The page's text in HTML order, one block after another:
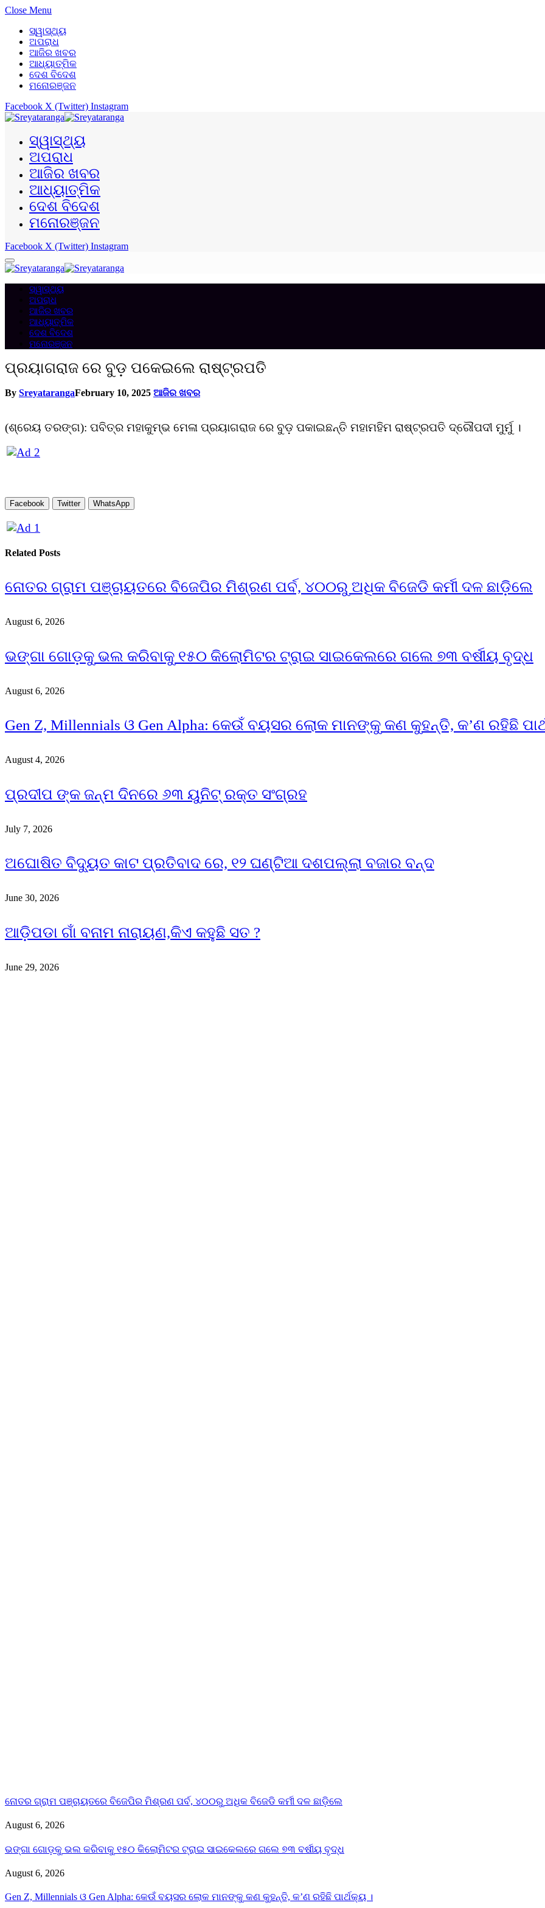
Close Menu
ସ୍ୱାସ୍ଥ୍ୟ
ଅପରାଧ
ଆଜିର ଖବର
ଆଧ୍ୟାତ୍ମିକ
ଦେଶ ବିଦେଶ
ମନୋରଞ୍ଜନ
Facebook X (Twitter) Instagram
ସ୍ୱାସ୍ଥ୍ୟ
ଅପରାଧ
ଆଜିର ଖବର
ଆଧ୍ୟାତ୍ମିକ
ଦେଶ ବିଦେଶ
ମନୋରଞ୍ଜନ
Facebook X (Twitter) Instagram
ସ୍ୱାସ୍ଥ୍ୟ
ଅପରାଧ
ଆଜିର ଖବର
ଆଧ୍ୟାତ୍ମିକ
ଦେଶ ବିଦେଶ
ମନୋରଞ୍ଜନ
ପ୍ରୟାଗରାଜ ରେ ବୁଡ଼ ପକେଇଲେ ରାଷ୍ଟ୍ରପତି
By SreyatarangaFebruary 10, 2025 ଆଜିର ଖବର
(ଶ୍ରେୟ ତରଙ୍ଗ): ପବିତ୍ର ମହାକୁମ୍ଭ ମେଳା ପ୍ରୟାଗରାଜ ରେ ବୁଡ଼ ପକାଇଛନ୍ତି ମହାମହିମ ରାଷ୍ଟ୍ରପତି ଦ୍ରୌପଦୀ ମୁର୍ମୁ ।
Facebook Twitter WhatsApp
Related Posts
ନୋତର ଗ୍ରାମ ପଞ୍ଚାୟତରେ ବିଜେପିର ମିଶ୍ରଣ ପର୍ବ, ୪୦୦ରୁ ଅଧିକ ବିଜେଡି କର୍ମୀ ଦଳ ଛାଡ଼ିଲେ
August 6, 2026
ଭଙ୍ଗା ଗୋଡ଼କୁ ଭଲ କରିବାକୁ ୧୫୦ କିଲୋମିଟର ଟ୍ରାଇ ସାଇକେଲରେ ଗଲେ ୭୩ ବର୍ଷୀୟ ବୃଦ୍ଧ
August 6, 2026
Gen Z, Millennials ଓ Gen Alpha: କେଉଁ ବୟସର ଲୋକ ମାନଙ୍କୁ କଣ କୁହନ୍ତି, କ’ଣ ରହିଛି
August 4, 2026
ପ୍ରଦୀପ ଙ୍କ ଜନ୍ମ ଦିନରେ ୬୩ ୟୁନିଟ୍ ରକ୍ତ ସଂଗ୍ରହ
July 7, 2026
ଅଘୋଷିତ ବିଦ୍ୟୁତ କାଟ ପ୍ରତିବାଦ ରେ, ୧୨ ଘଣ୍ଟିଆ ଦଶପଲ୍ଲା ବଜାର ବନ୍ଦ
June 30, 2026
ଆଡ଼ିପଡା ଗାଁ ବନାମ ନାରାୟଣ,କିଏ କହୁଛି ସତ ?
June 29, 2026
ନୋତର ଗ୍ରାମ ପଞ୍ଚାୟତରେ ବିଜେପିର ମିଶ୍ରଣ ପର୍ବ, ୪୦୦ରୁ ଅଧିକ ବିଜେଡି କର୍ମୀ ଦଳ ଛାଡ଼ିଲେ
August 6, 2026
ଭଙ୍ଗା ଗୋଡ଼କୁ ଭଲ କରିବାକୁ ୧୫୦ କିଲୋମିଟର ଟ୍ରାଇ ସାଇକେଲରେ ଗଲେ ୭୩ ବର୍ଷୀୟ ବୃଦ୍ଧ
August 6, 2026
Gen Z, Millennials ଓ Gen Alpha: କେଉଁ ବୟସର ଲୋକ ମାନଙ୍କୁ କଣ କୁହନ୍ତି, କ’ଣ ରହିଛି ପାର୍ଥକ୍ୟ ।